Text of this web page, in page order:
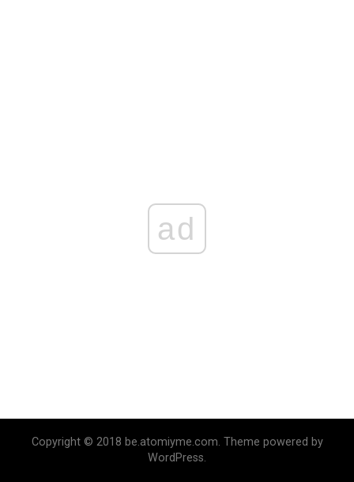
ad
Copyright © 2018 be.atomiyme.com. Theme powered by
WordPress.